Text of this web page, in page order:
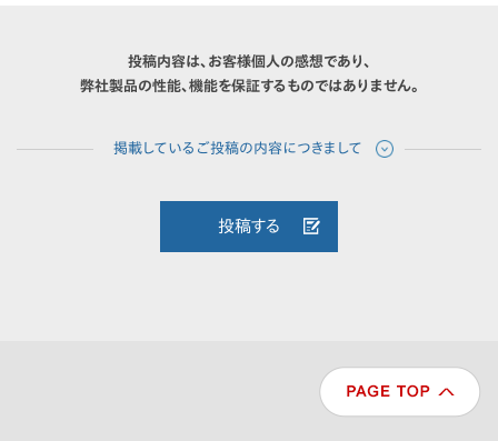
投稿内容は、お客様個人の感想であり、
弊社製品の性能、機能を保証するものではありません。
投稿する